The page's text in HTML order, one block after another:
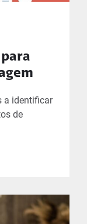
a identificar
de